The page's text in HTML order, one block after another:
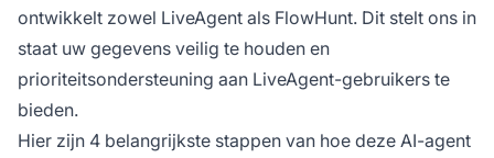
ontwikkelt zowel LiveAgent als FlowHunt. Dit stelt ons in
staat uw gegevens veilig te houden en
prioriteitsondersteuning aan LiveAgent-gebruikers te
bieden.
Hier zijn 4 belangrijkste stappen van hoe deze AI-agent